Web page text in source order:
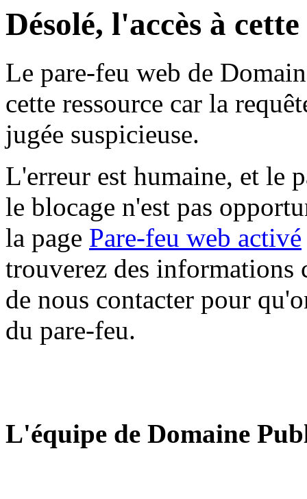
Désolé, l'accès à
Le pare-feu web de
cette ressource car la
jugée suspicieuse.
L'erreur est humaine, et le
le blocage n'est pas
la page Pare-feu web activé
trouverez des informations
de nous contacter pour
du pare-feu.
L'équipe de Domaine